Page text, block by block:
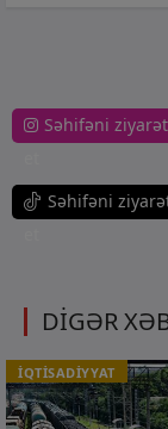
Səhifəni ziyarət
Səhifəni
DİGƏR
İQTİSADİYYAT